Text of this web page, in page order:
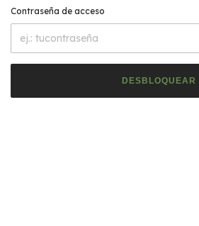
Contraseña de acceso
DESBLOQUEAR